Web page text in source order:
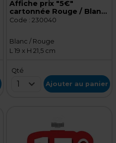
Affiche prix "5€"
cartonnée Rouge / Blanc
19 x 21,5 cm - Affiche
Code : 230040
Blanc / Rouge
L 19 x H 21,5 cm
Qté
1 Ajouter au panier